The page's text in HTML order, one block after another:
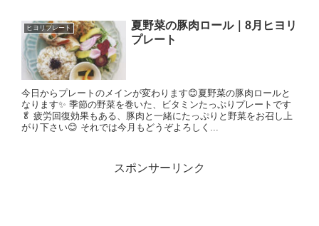
ヒヨリプレート
夏野菜の豚肉ロール｜8月ヒヨリ
プレート
今日からプレートのメインが変わります😊夏野菜の豚肉ロールと
なります✨ 季節の野菜を巻いた、ビタミンたっぷりプレートです
🥬 疲労回復効果もある、豚肉と一緒にたっぷりと野菜をお召し上
がり下さい😊 それでは今月もどうぞよろしく...
スポンサーリンク